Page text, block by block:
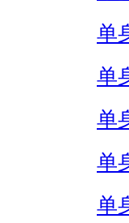
单
单
单
单
单